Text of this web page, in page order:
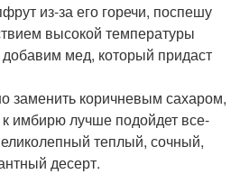
из-за его горечи, поспешу
высокой температуры
мед, который придаст
заменить коричневым сахаром,
к имбирю лучше подойдет все-
теплый, сочный,
десерт.